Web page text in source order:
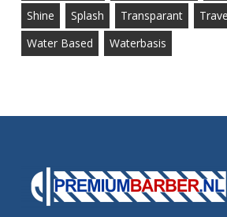
Shine
Splash Transparant
Water Based
Waterbasis